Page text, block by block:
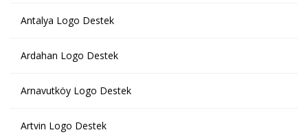
Antalya Logo Destek
Ardahan Logo Destek
Arnavutköy Logo Destek
Artvin Logo Destek